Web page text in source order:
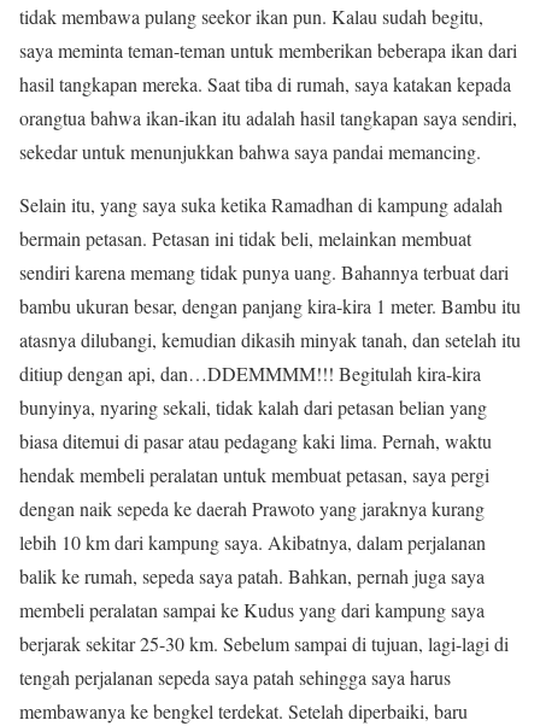
tidak membawa pulang seekor ikan pun. Kalau sudah begitu,
saya meminta teman-teman untuk memberikan beberapa ikan dari
hasil tangkapan mereka. Saat tiba di rumah, saya katakan kepada
orangtua bahwa ikan-ikan itu adalah hasil tangkapan saya sendiri,
sekedar untuk menunjukkan bahwa saya pandai memancing.
Selain itu, yang saya suka ketika Ramadhan di kampung adalah
bermain petasan. Petasan ini tidak beli, melainkan membuat
sendiri karena memang tidak punya uang. Bahannya terbuat dari
bambu ukuran besar, dengan panjang kira-kira 1 meter. Bambu itu
atasnya dilubangi, kemudian dikasih minyak tanah, dan setelah itu
ditiup dengan api, dan…DDEMMMM!!! Begitulah kira-kira
bunyinya, nyaring sekali, tidak kalah dari petasan belian yang
biasa ditemui di pasar atau pedagang kaki lima. Pernah, waktu
hendak membeli peralatan untuk membuat petasan, saya pergi
dengan naik sepeda ke daerah Prawoto yang jaraknya kurang
lebih 10 km dari kampung saya. Akibatnya, dalam perjalanan
balik ke rumah, sepeda saya patah. Bahkan, pernah juga saya
membeli peralatan sampai ke Kudus yang dari kampung saya
berjarak sekitar 25-30 km. Sebelum sampai di tujuan, lagi-lagi di
tengah perjalanan sepeda saya patah sehingga saya harus
membawanya ke bengkel terdekat. Setelah diperbaiki, baru